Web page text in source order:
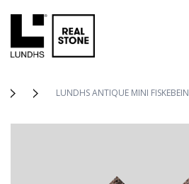
LUNDHS ANTIQUE MINI FISKEBEIN